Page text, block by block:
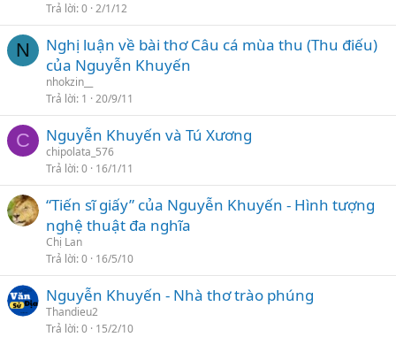
Trả lời 0 2/1/12
N
Nghị luận về bài thơ Câu cá mùa thu (Thu điếu)
của Nguyễn Khuyến
nhokzin__
Trả lời 1 20/9/11
C Nguyễn Khuyến và Tú Xương
chipolata_576
Trả lời 0 16/1/11
“Tiến sĩ giấy” của Nguyễn Khuyến - Hình tượng
nghệ thuật đa nghĩa
Chị Lan
Trả lời 0 16/5/10
Nguyễn Khuyến - Nhà thơ trào phúng
Thandieu2
Trả lời 0 15/2/10